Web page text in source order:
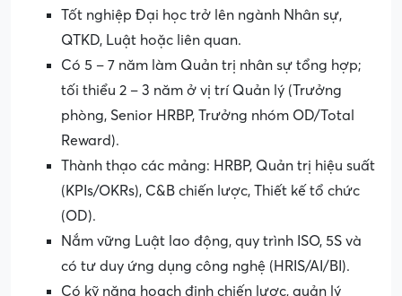
Tốt nghiệp Đại học trở lên ngành Nhân sự,
QTKD, Luật hoặc liên quan.
Có 5 – 7 năm làm Quản trị nhân sự tổng hợp;
tối thiểu 2 – 3 năm ở vị trí Quản lý (Trưởng
phòng, Senior HRBP, Trưởng nhóm OD/Total
Reward).
Thành thạo các mảng: HRBP, Quản trị hiệu suất
(KPIs/OKRs), C&B chiến lược, Thiết kế tổ chức
(OD).
Nắm vững Luật lao động, quy trình ISO, 5S và
có tư duy ứng dụng công nghệ (HRIS/AI/BI).
Có kỹ năng hoạch định chiến lược, quản lý